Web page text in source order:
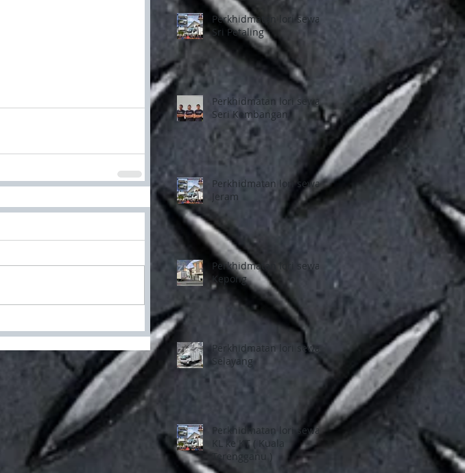
Perkhidmatan lori sewa
Sri Petaling
Perkhidmatan lori sewa
Seri Kembangan
Perkhidmatan lori sewa
Jeram
Perkhidmatan lori sewa
Kepong
Perkhidmatan lori sewa
Selayang
Perkhidmatan lori sewa
KL ke KT ( Kuala
Terengganu )